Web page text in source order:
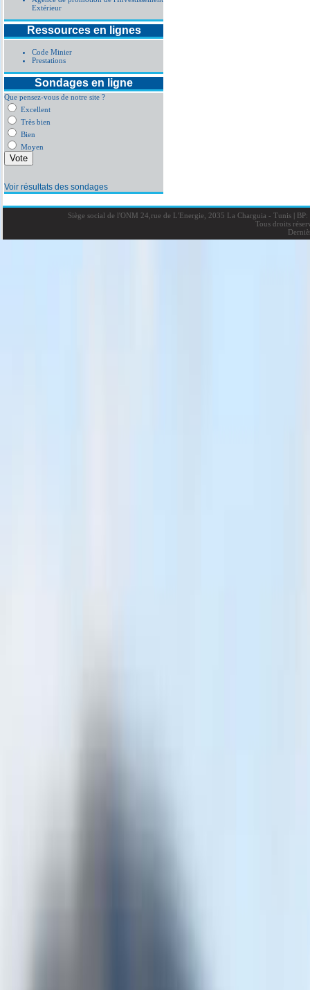
Extérieur
Ressources en lignes
Code Minier
Prestations
Sondages en ligne
Que pensez-vous de notre site ?
Excellent
Très bien
Bien
Moyen
Voir résultats des sondages
Siège social de l'ONM 24,rue de L'Energie, 2035 La Charguia - Tunis |BP:
Tous droits